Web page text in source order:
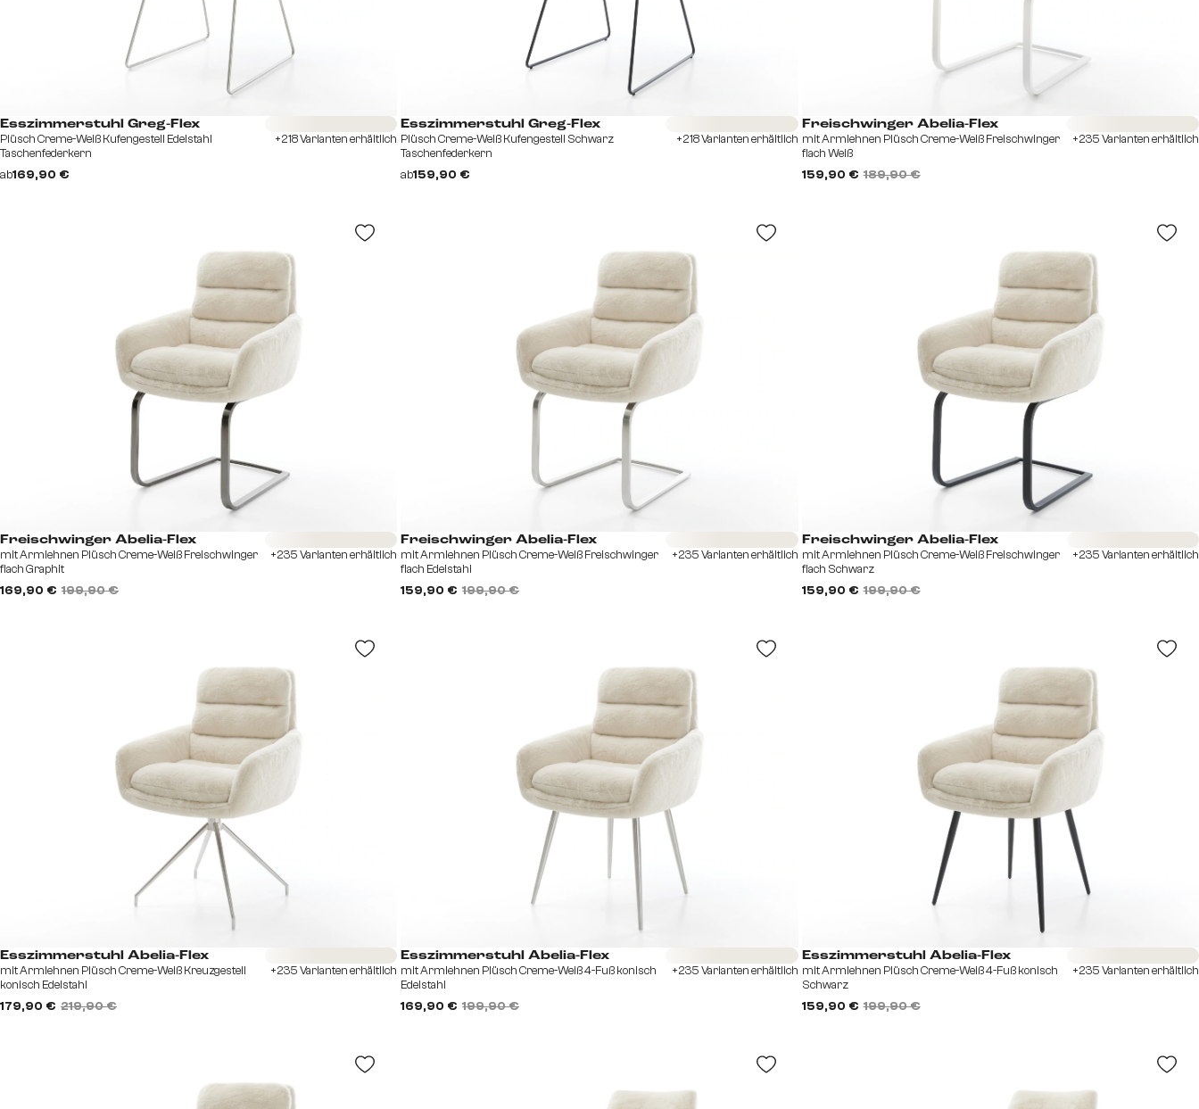
Esszimmerstuhl Greg-Flex
Plüsch Creme-Weiß Kufengestell Edelstahl
Taschenfederkern
ab169,90 €
Sofort versandfertig
+218 Varianten erhältlich
Esszimmerstuhl Greg-Flex
Plüsch Creme-Weiß Kufengestell Schwarz
Taschenfederkern
ab159,90 €
Sofort versandfertig
+218 Varianten erhältlich
Freischwinger Abelia-Flex
mit Armlehnen Plüsch Creme-Weiß Freischwinger
flach Weiß
159,90 € 189,90 €
Sofort versandfertig
+235 Varianten erhältlich
Freischwinger Abelia-Flex
mit Armlehnen Plüsch Creme-Weiß Freischwinger
flach Graphit
169,90 € 199,90 €
Sofort versandfertig
+235 Varianten erhältlich
Freischwinger Abelia-Flex
mit Armlehnen Plüsch Creme-Weiß Freischwinger
flach Edelstahl
159,90 € 199,90 €
Sofort versandfertig
+235 Varianten erhältlich
Freischwinger Abelia-Flex
mit Armlehnen Plüsch Creme-Weiß Freischwinger
flach Schwarz
159,90 € 199,90 €
Sofort versandfertig
+235 Varianten erhältlich
Esszimmerstuhl Abelia-Flex
mit Armlehnen Plüsch Creme-Weiß Kreuzgestell
konisch Edelstahl
179,90 € 219,90 €
Sofort versandfertig
+235 Varianten erhältlich
Esszimmerstuhl Abelia-Flex
mit Armlehnen Plüsch Creme-Weiß 4-Fuß konisch
Edelstahl
169,90 € 199,90 €
Sofort versandfertig
+235 Varianten erhältlich
Esszimmerstuhl Abelia-Flex
mit Armlehnen Plüsch Creme-Weiß 4-Fuß konisch
Schwarz
159,90 € 199,90 €
Sofort versandfertig
+235 Varianten erhältlich